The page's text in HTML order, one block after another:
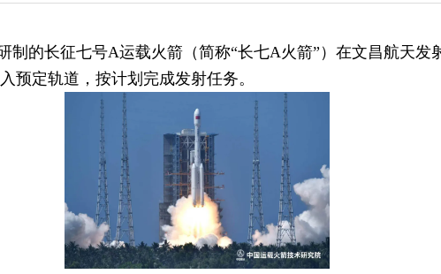
的长征七号A运载火箭（简称“长七A火箭”）在文昌航天发
预定轨道，按计划完成发射任务。